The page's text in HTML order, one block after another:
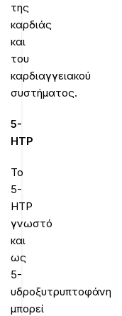
της
καρδιάς
και
του
καρδιαγγειακού
συστήματος.
5-
HTP
Το
5-
HTP
γνωστό
και
ως
5-
υδροξυτρυπτοφάνη
μπορεί